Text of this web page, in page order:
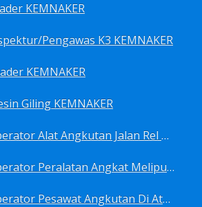
KEMNAKER
Pengawas K3 KEMNAKER
KEMNAKER
Giling KEMNAKER
Sertifikasi Operator Alat Angkutan Jalan Rel Meliputi Operator Lokomotif Dan Lori KEMNAKER
Sertifikasi Operator Peralatan Angkat Meliputi Operator Dongkrak Mekanik (Lier) KEMNAKER
Sertifikasi Operator Pesawat Angkutan Di Atas Landasan Dan Di Atas Permukaan Meliputi Antara Lain Operator: Dump Truk KEMNAKER